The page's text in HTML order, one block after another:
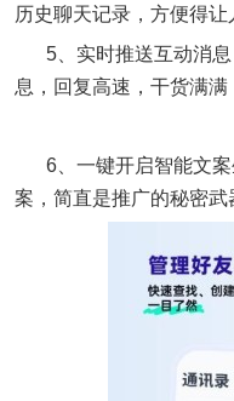
历史聊天记录，方便得让
5、实时推送互动消
息，回复高速，干货满满
6、一键开启智能文
案，简直是推广的秘密武